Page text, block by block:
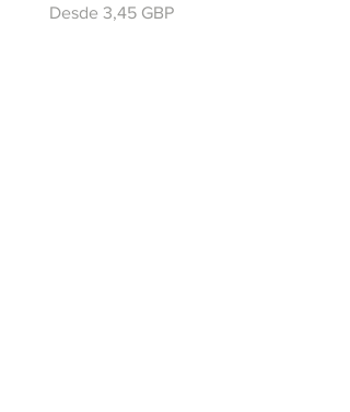
Desde 3,45 GBP
Precio de oferta